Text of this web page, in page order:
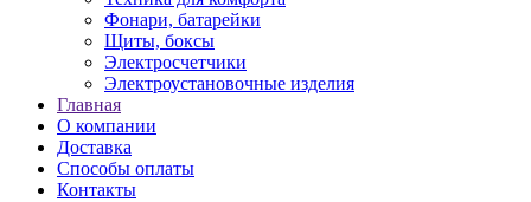
Фонари, батарейки
Щиты, боксы
Электросчетчики
Электроустановочные изделия
Главная
О компании
Доставка
Способы оплаты
Контакты